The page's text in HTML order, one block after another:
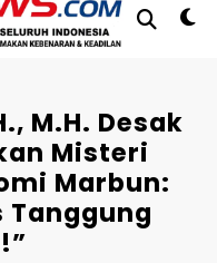
M.H. Desak
Misteri
Marbun: